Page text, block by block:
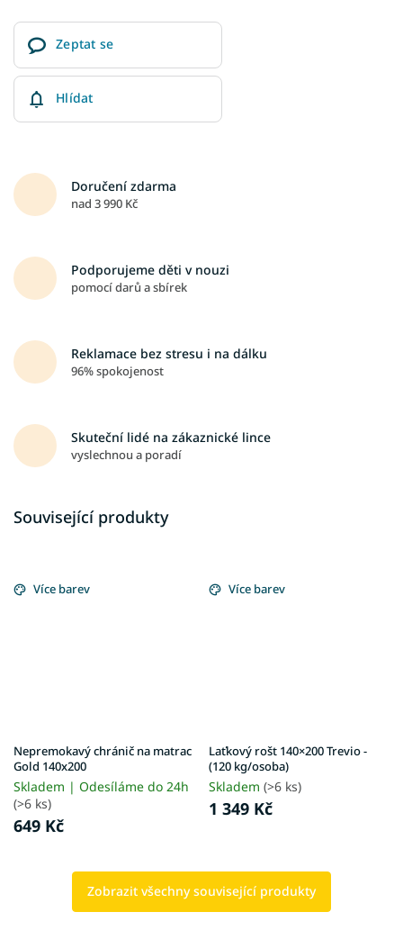
Zeptat se
Hlídat
Doručení zdarma
nad 3 990 Kč
Podporujeme děti v nouzi
pomocí darů a sbírek
Reklamace bez stresu i na dálku
96% spokojenost
Skuteční lidé na zákaznické lince
vyslechnou a poradí
Související produkty
Více barev
Nepremokavý chránič na matrac
Gold 140x200
Skladem | Odesíláme do 24h
(>6 ks)
649 Kč
Více barev
Laťkový rošt 140×200 Trevio -
(120 kg/osoba)
Skladem (>6 ks)
1 349 Kč
Zobrazit všechny související produkty